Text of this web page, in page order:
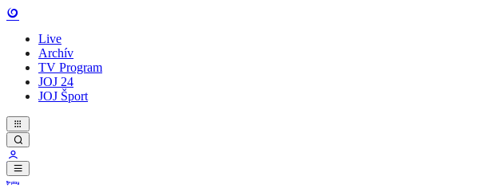
Live
Archív
TV Program
JOJ 24
JOJ Šport